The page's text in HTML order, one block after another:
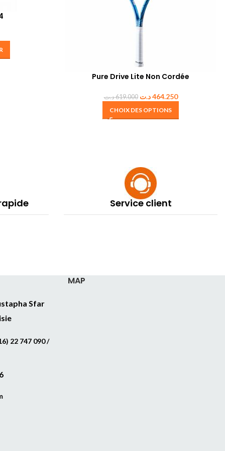
Pure Drive Lite Non Cordée
619.000د.ت 464.250 د.ت
CHOIX DES OPTIONS
Service client
Sfar
22 747 090 /
MAP